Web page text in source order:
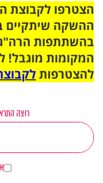
ההשקה שיתקיים
בהשתתפות
המקומות מוגבל!
להצטרפות
רוצה